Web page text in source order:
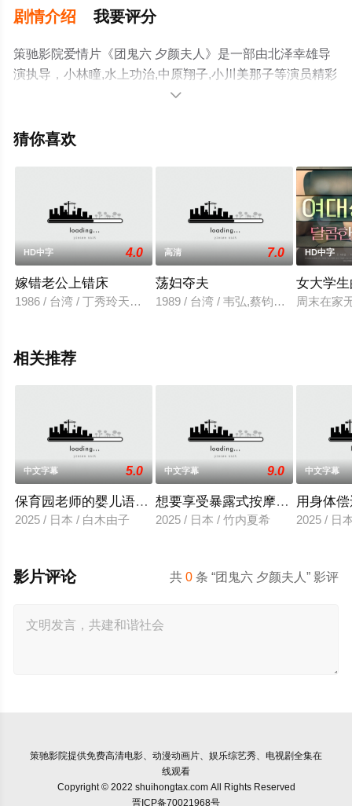
剧情介绍 我要评分
策驰影院爱情片《团鬼六 夕颜夫人》是一部由北泽幸雄导
演执导，小林瞳,水上功治,中原翔子,小川美那子等演员精彩
演绎的日本电影，手机免费观看高清未删减完整版电影大
视猫或剧情网等平台了解。

猜你喜欢
HD中字 4.0
嫁错老公上错床
1986 / 台湾 / 丁秀玲天影华伦卿爱华
高清 7.0
荡妇夺夫
1989 / 台湾 / 韦弘,蔡钧安,幸子,徐文
HD中字
女大学
周末在家
相关推荐
中文字幕 5.0
保育园老师的婴儿语让人超兴奋
2025 / 日本 / 白木由子
中文字幕 9.0
想要享受暴露式按摩的已婚女子
2025 / 日本 / 竹内夏希
中文字幕
用身体
2025 / 日
共0 条 “团鬼六 夕颜夫人” 影评
影片评论
策驰影院提供免费高清电影、动漫动画片、娱乐综艺秀、电视剧全集在
线观看
Copyright © 2022 shuihongtax.com All Rights Reserved
晋ICP备70021968号